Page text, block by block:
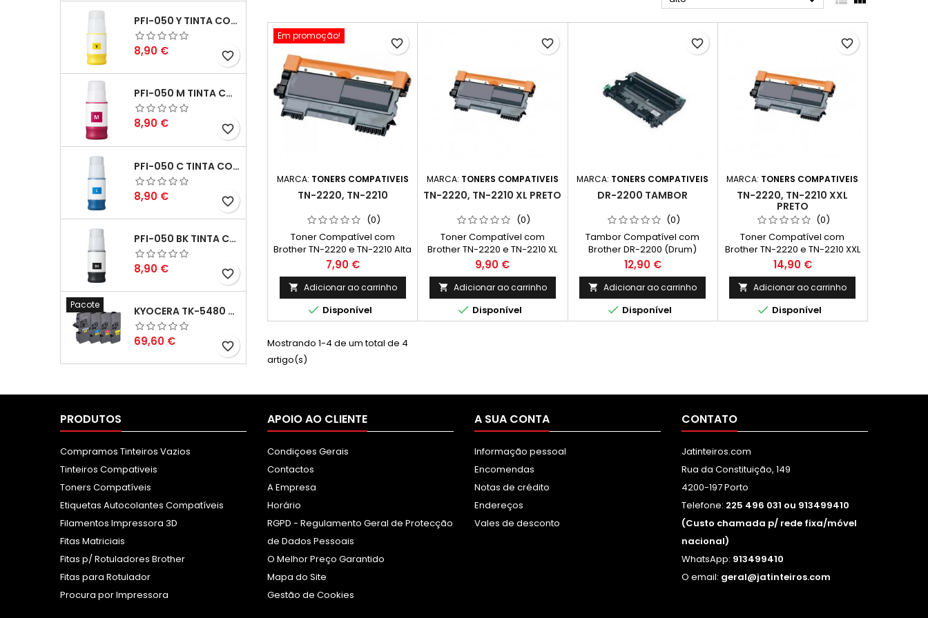
PFI-050 Y TINTA COMPATÍVEL AMARELO
Preço
8,90 € favorite_border
PFI-050 M TINTA COMPATÍVEL MAGENTA
Preço
8,90 € favorite_border
PFI-050 C TINTA COMPATÍVEL CIANO
Preço
8,90 € favorite_border
PFI-050 BK TINTA COMPATÍVEL PRETA
Preço
8,90 € favorite_border
Pacote KYOCERA TK-5480 PACK TONERS COMPATÍVEIS
Preço
69,60 € favorite_border
Em promoção!
MARCA: TONERS COMPATIVEIS
TN-2220, TN-2210
(0)
Toner Compatível com
Brother TN-2220 e TN-2210 Alta
Capacidade Cor: Preto
Rendimento Médio: 2600
Páginas* *(Média com base
na norma ISO/IEC 24711 e
impressão contínua. O
rendimento real varia
no conteúdo das páginas
impressas e noutros
Preço
7,90 €
 Adicionar ao carrinho
 Disponível
favorite_border
MARCA: TONERS COMPATIVEIS
TN-2220, TN-2210 XL PRETO
(0)
Toner Compatível com
Brother TN-2220 e TN-2210 XL
Capacidade Cor: Preto
Rendimento Médio: 5400
Páginas* *(Média com base
na norma ISO/IEC 24711 e
impressão contínua. O
rendimento real varia
Preço
9,90 €
 Adicionar ao carrinho
 Disponível
favorite_border
MARCA: TONERS COMPATIVEIS
DR-2200 TAMBOR
(0)
Tambor Compatível com
Brother DR-2200 (Drum)
Preço
12,90 €
 Adicionar ao carrinho
 Disponível
favorite_border
MARCA: TONERS COMPATIVEIS
TN-2220, TN-2210 XXL
PRETO
(0)
Toner Compatível com
Brother TN-2220 e TN-2210 XXL
Capacidade Cor: Preto
Rendimento Médio: 10.000
Páginas* *(Média com base
na norma ISO/IEC 24711 e
impressão contínua. O
rendimento real varia
Preço
14,90 €
 Adicionar ao carrinho
 Disponível
favorite_border
Mostrando 1-4 de um total de 4
artigo(s)
PRODUTOS
Compramos Tinteiros Vazios
Tinteiros Compativeis
Toners Compatíveis
Etiquetas Autocolantes Compatíveis
Filamentos Impressora 3D
Fitas Matriciais
Fitas p/ Rotuladores Brother
Fitas para Rotulador
Procura por Impressora
APOIO AO CLIENTE
Condiçoes Gerais
Contactos
A Empresa
Horário
RGPD - Regulamento Geral de Protecção
de Dados Pessoais
O Melhor Preço Garantido
Mapa do Site
Gestão de Cookies
A SUA CONTA
Informação pessoal
Encomendas
Notas de crédito
Endereços
Vales de desconto
CONTATO
Jatinteiros.com
Rua da Constituição, 149
4200-197 Porto
Telefone: 225 496 031 ou 913499410
(Custo chamada p/ rede fixa/móvel
nacional)
WhatsApp: 913499410
O email: geral@jatinteiros.com